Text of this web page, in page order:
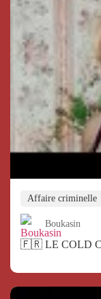
Affaire criminelle
Boukasin
🇫🇷 LE COLD